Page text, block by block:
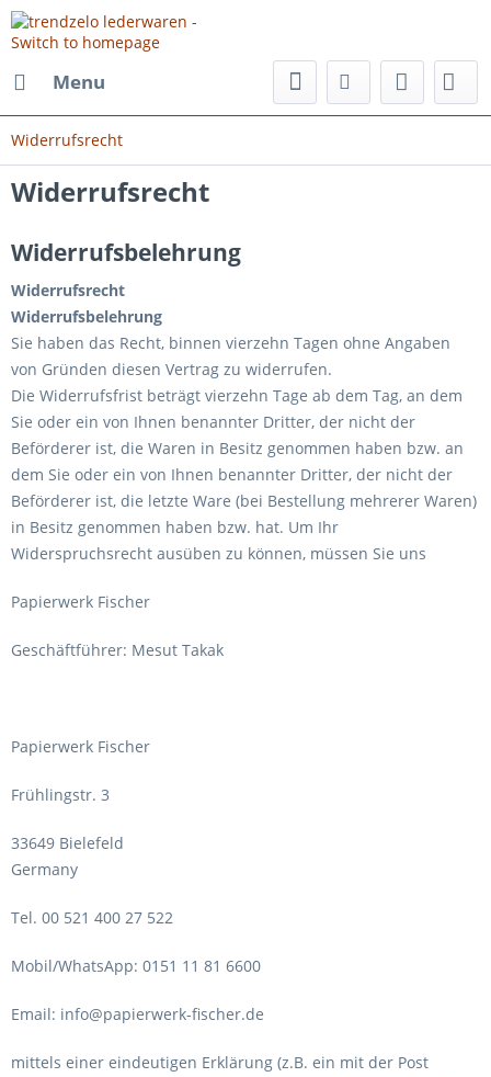
Menu
Widerrufsrecht
Widerrufsrecht
Widerrufsbelehrung
Widerrufsrecht
Widerrufsbelehrung
Sie haben das Recht, binnen vierzehn Tagen ohne Angaben
von Gründen diesen Vertrag zu widerrufen.
Die Widerrufsfrist beträgt vierzehn Tage ab dem Tag, an dem
Sie oder ein von Ihnen benannter Dritter, der nicht der
Beförderer ist, die Waren in Besitz genommen haben bzw. an
dem Sie oder ein von Ihnen benannter Dritter, der nicht der
Beförderer ist, die letzte Ware (bei Bestellung mehrerer Waren)
in Besitz genommen haben bzw. hat. Um Ihr
Widerspruchsrecht ausüben zu können, müssen Sie uns
Papierwerk Fischer
Geschäftführer: Mesut Takak
Papierwerk Fischer
Frühlingstr. 3
33649 Bielefeld
Germany
Tel. 00 521 400 27 522
Mobil/WhatsApp: 0151 11 81 6600
Email: info@papierwerk-fischer.de
mittels einer eindeutigen Erklärung (z.B. ein mit der Post